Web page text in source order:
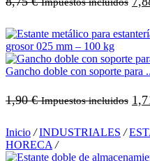
Gancho doble con soporte para
1,90€ Impuestos incluidos
Inicio / INDUSTRIALES /
HORECA /